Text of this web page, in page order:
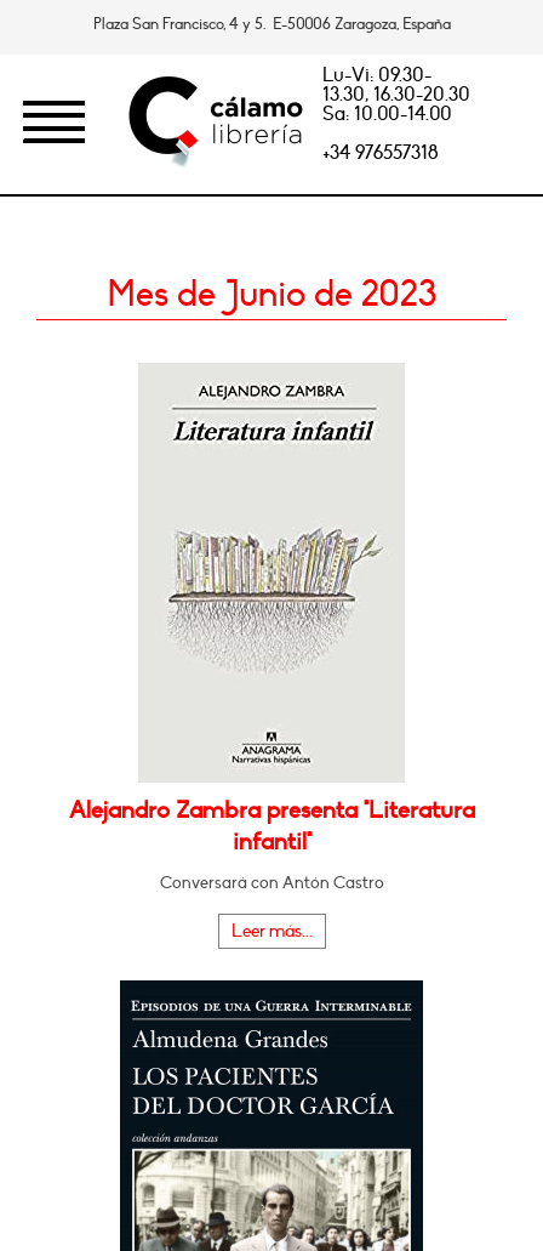
Plaza San Francisco, 4 y 5. E-50006 Zaragoza, España
Lu-Vi: 09.30-
13.30, 16.30-20.30
Sa: 10.00-14.00
+34 976557318
Mes de Junio de 2023
Alejandro Zambra presenta "Literatura
infantil"
Conversará con Antón Castro
Leer más...